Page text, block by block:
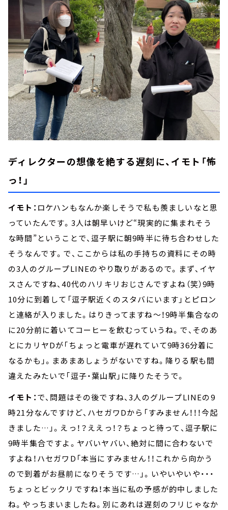
ディレクターの想像を絶する遅刻に、イモト「怖
っ！」
イモト： ロケハンもなんか楽しそうで私も羨ましいなと思
っていたんです。3人は朝早いけど“現実的に集まれそう
な時間”ということで、逗子駅に朝9時半に待ち合わせした
そうなんです。で、ここからは私の手持ちの資料にその時
の3人のグループLINEのやり取りがあるので。まず、イヤ
スさんですね、40代のハリキリおじさんですよね（笑）9時
10分に到着して「逗子駅近くのスタバにいます」とピロン
と連絡が入りました。はりきってますね～！9時半集合なの
に20分前に着いてコーヒーを飲むっていうね。で、そのあ
とにカリヤDが「ちょっと電車が遅れていて9時36分着に
なるかも」。まあまあしょうがないですね。降りる駅も間
違えたみたいで「逗子・葉山駅」に降りたそうで。
イモト：で、問題はその後ですね、3人のグループLINEの9
時21分なんですけど、ハセガワDから「すみません！！！今起
きました…」。えっ！？ええっ！？ちょっと待って、逗子駅に
9時半集合ですよ。ヤバいヤバい、絶対に間に合わないで
すよね！ハセガワD「本当にすみません！！これから向かう
ので到着がお昼前になりそうです…」。いやいやいや・・・
ちょっとビックリですね！本当に私の予感が的中しました
ね。やっちまいましたね。別にあれは遅刻のフリじゃなか